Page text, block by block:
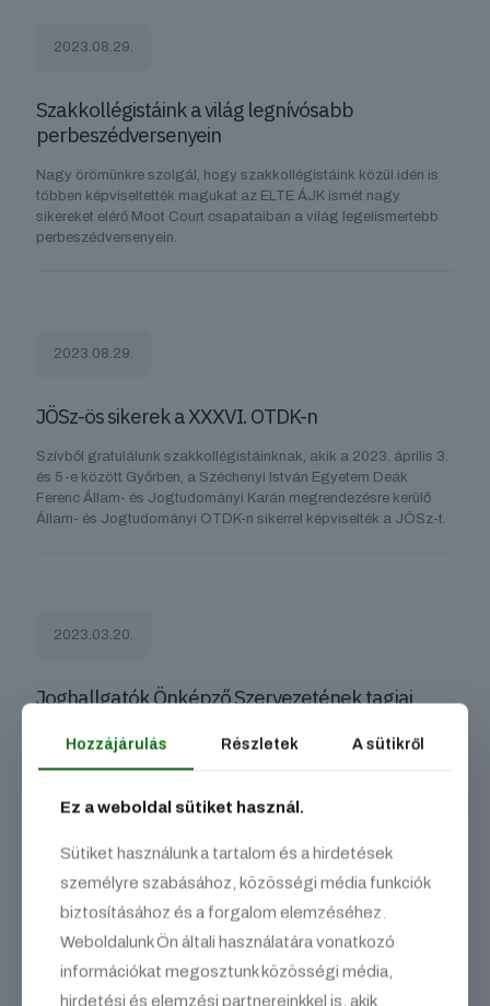
2023.08.29.
Szakkollégistáink a világ legnívósabb
perbeszédversenyein
Nagy örömünkre szolgál, hogy szakkollégistáink közül idén is
többen képviseltették magukat az ELTE ÁJK ismét nagy
sikereket elérő Moot Court csapataiban a világ legelismertebb
perbeszédversenyein.
2023.08.29.
JÖSz-ös sikerek a XXXVI. OTDK-n
Szívből gratulálunk szakkollégistáinknak, akik a 2023. április 3.
és 5-e között Győrben, a Széchenyi István Egyetem Deák
Ferenc Állam- és Jogtudományi Karán megrendezésre kerülő
Állam- és Jogtudományi OTDK-n sikerrel képviselték a JÖSz-t.
2023.03.20.
Joghallgatók Önképző Szervezetének tagjai
Szolgálatának Éves Konferenciáján Március 16.
és 18. között. A hallgatók kétnapos brüsszeli
tartózkodásuk alatt több szakmai programon is
Csütörtöki érkezésüket követően a szakkollégistákat
Magyarország Európai Unió melletti Állandó Képviseletén Dr.
Molnár Katalin Helyettes állandó képviselő (Coreper I),
Rendkívüli és Meghatalmazott Nagykövet Asszony köszöntötte.
[…]
Hozzájárulás Részletek A sütikről
Ez a weboldal sütiket használ.
Sütiket használunk a tartalom és a hirdetések
személyre szabásához, közösségi média funkciók
biztosításához és a forgalom elemzéséhez.
Weboldalunk Ön általi használatára vonatkozó
információkat megosztunk közösségi média,
hirdetési és elemzési partnereinkkel is, akik